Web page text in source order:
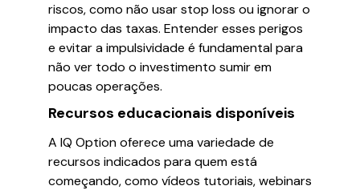
riscos, como não usar stop loss ou ignorar o
impacto das taxas. Entender esses perigos
e evitar a impulsividade é fundamental para
não ver todo o investimento sumir em
poucas operações.
Recursos educacionais disponíveis
A IQ Option oferece uma variedade de
recursos indicados para quem está
começando, como vídeos tutoriais, webinars